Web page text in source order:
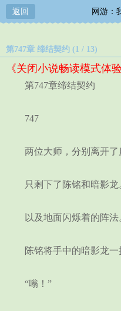
返回 网游：
第747章 缔结契约 (1 / 13)
《关闭小说畅读模式体
第747章缔结契约
747
两位大师，分别离开了
只剩下了陈铭和暗影龙
以及地面闪烁着的阵法
陈铭将手中的暗影龙一
“嗡！”